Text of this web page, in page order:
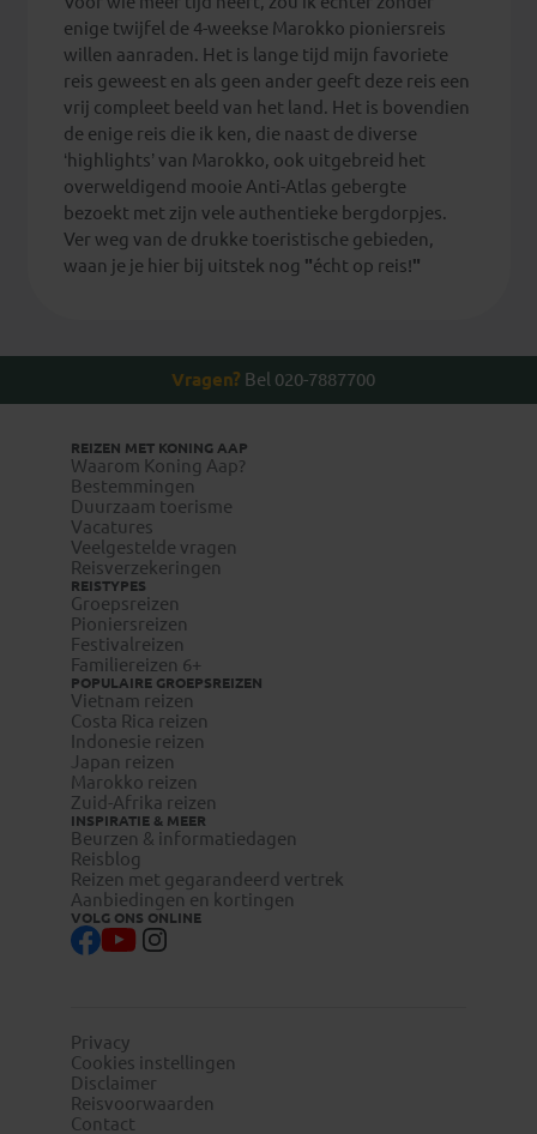
enige twijfel de 4-weekse Marokko pioniersreis
willen aanraden. Het is lange tijd mijn favoriete
reis geweest en als geen ander geeft deze reis een
vrij compleet beeld van het land. Het is bovendien
de enige reis die ik ken, die naast de diverse
‘highlights’ van Marokko, ook uitgebreid het
overweldigend mooie Anti-Atlas gebergte
bezoekt met zijn vele authentieke bergdorpjes.
Ver weg van de drukke toeristische gebieden,
waan je je hier bij uitstek nog "écht op reis!"
Vragen? Bel 020-7887700
REIZEN MET KONING AAP
Waarom Koning Aap?
Bestemmingen
Duurzaam toerisme
Vacatures
Veelgestelde vragen
Reisverzekeringen
REISTYPES
Groepsreizen
Pioniersreizen
Festivalreizen
Familiereizen 6+
POPULAIRE GROEPSREIZEN
Vietnam reizen
Costa Rica reizen
Indonesie reizen
Japan reizen
Marokko reizen
Zuid-Afrika reizen
INSPIRATIE & MEER
Beurzen & informatiedagen
Reisblog
Reizen met gegarandeerd vertrek
Aanbiedingen en kortingen
VOLG ONS ONLINE
Privacy
Cookies instellingen
Disclaimer
Reisvoorwaarden
Contact